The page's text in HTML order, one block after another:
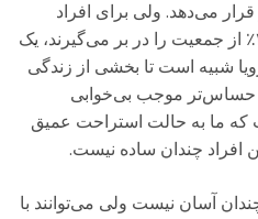
می‌دهد. ولی برای افراد
فوق‌العاده حساس که تقریباً ۲۰٪ از جمعیت را در بر می‌گیرند، یک
شبیه است تا بخشی از زندگی
موجب بی‌خوابی
که ما به حالت استراحت عمیق
افراد چندان ساده نیست.
چندان آسان نیست ولی می‌توانند با